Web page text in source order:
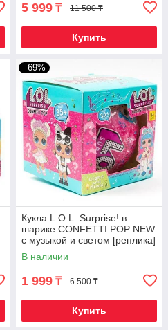
5 999 ₸ 11 500 ₸
Купить
–69%
Кукла L.O.L. Surprise! в
шарике CONFETTI POP NEW
с музыкой и светом [реплика]
В наличии
1 999 ₸ 6 500 ₸
Купить